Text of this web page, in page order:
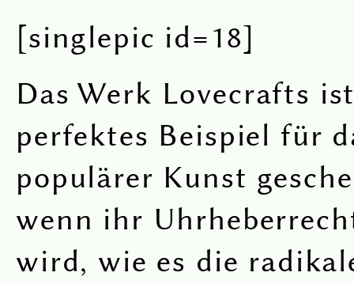
[singlepic id=18]
Das Werk Lovecrafts
perfektes Beispiel für
populärer Kunst
wenn ihr
wird, wie es die